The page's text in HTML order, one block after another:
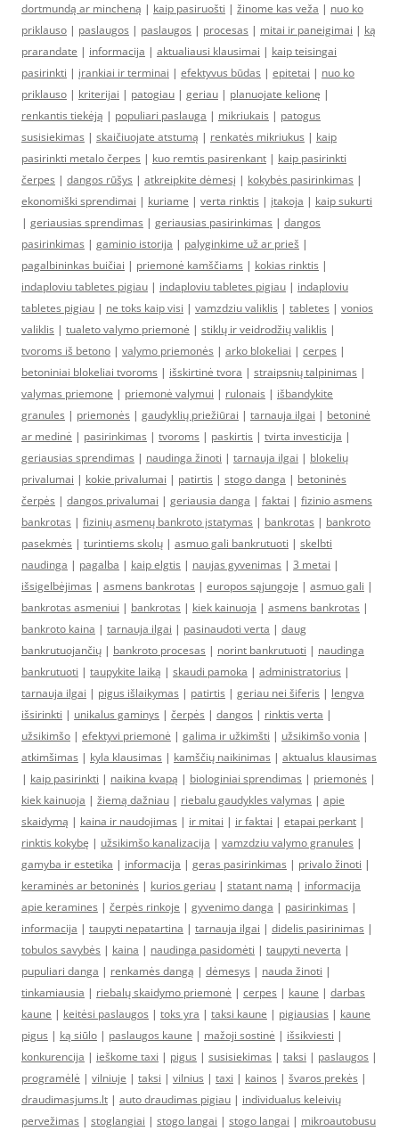
dortmundą ar mincheną | kaip pasiruošti | žinome kas veža | nuo ko
priklauso | paslaugos | paslaugos | procesas | mitai ir paneigimai | ką
prarandate | informacija | aktualiausi klausimai | kaip teisingai
pasirinkti | įrankiai ir terminai | efektyvus būdas | epitetai | nuo ko
priklauso | kriterijai | patogiau | geriau | planuojate kelionę |
renkantis tiekėją | populiari paslauga | mikriukais | patogus
susisiekimas | skaičiuojate atstumą | renkatės mikriukus | kaip
pasirinkti metalo čerpes | kuo remtis pasirenkant | kaip pasirinkti
čerpes | dangos rūšys | atkreipkite dėmesį | kokybės pasirinkimas |
ekonomiški sprendimai | kuriame | verta rinktis | įtakoja | kaip sukurti
| geriausias sprendimas | geriausias pasirinkimas | dangos
pasirinkimas | gaminio istorija | palyginkime už ar prieš |
pagalbininkas buičiai | priemonė kamščiams | kokias rinktis |
indaploviu tabletes pigiau | indaploviu tabletes pigiau | indaploviu
tabletes pigiau | ne toks kaip visi | vamzdziu valiklis | tabletes | vonios
valiklis | tualeto valymo priemonė | stiklų ir veidrodžių valiklis |
tvoroms iš betono | valymo priemonės | arko blokeliai | cerpes |
betoniniai blokeliai tvoroms | išskirtinė tvora | straipsnių talpinimas |
valymas priemone | priemonė valymui | rulonais | išbandykite
granules | priemonės | gaudyklių priežiūrai | tarnauja ilgai | betoninė
ar medinė | pasirinkimas | tvoroms | paskirtis | tvirta investicija |
geriausias sprendimas | naudinga žinoti | tarnauja ilgai | blokelių
privalumai | kokie privalumai | patirtis | stogo danga | betoninės
čerpės | dangos privalumai | geriausia danga | faktai | fizinio asmens
bankrotas | fizinių asmenų bankroto įstatymas | bankrotas | bankroto
pasekmės | turintiems skolų | asmuo gali bankrutuoti | skelbti
naudinga | pagalba | kaip elgtis | naujas gyvenimas | 3 metai |
išsigelbėjimas | asmens bankrotas | europos sąjungoje | asmuo gali |
bankrotas asmeniui | bankrotas | kiek kainuoja | asmens bankrotas |
bankroto kaina | tarnauja ilgai | pasinaudoti verta | daug
bankrutuojančių | bankroto procesas | norint bankrutuoti | naudinga
bankrutuoti | taupykite laiką | skaudi pamoka | administratorius |
tarnauja ilgai | pigus išlaikymas | patirtis | geriau nei šiferis | lengva
išsirinkti | unikalus gaminys | čerpės | dangos | rinktis verta |
užsikimšo | efektyvi priemonė | galima ir užkimšti | užsikimšo vonia |
atkimšimas | kyla klausimas | kamščių naikinimas | aktualus klausimas
| kaip pasirinkti | naikina kvapą | biologiniai sprendimas | priemonės |
kiek kainuoja | žiemą dažniau | riebalu gaudykles valymas | apie
skaidymą | kaina ir naudojimas | ir mitai | ir faktai | etapai perkant |
rinktis kokybę | užsikimšo kanalizacija | vamzdziu valymo granules |
gamyba ir estetika | informacija | geras pasirinkimas | privalo žinoti |
keraminės ar betoninės | kurios geriau | statant namą | informacija
apie keramines | čerpės rinkoje | gyvenimo danga | pasirinkimas |
informacija | taupyti nepatartina | tarnauja ilgai | didelis pasirinimas |
tobulos savybės | kaina | naudinga pasidomėti | taupyti neverta |
pupuliari danga | renkamės dangą | dėmesys | nauda žinoti |
tinkamiausia | riebalų skaidymo priemonė | cerpes | kaune | darbas
kaune | keitėsi paslaugos | toks yra | taksi kaune | pigiausias | kaune
pigus | ką siūlo | paslaugos kaune | mažoji sostinė | išsikviesti |
konkurencija | ieškome taxi | pigus | susisiekimas | taksi | paslaugos |
programėlė | vilniuje | taksi | vilnius | taxi | kainos | švaros prekės |
draudimasjums.lt | auto draudimas pigiau | individualus keleivių
pervežimas | stoglangiai | stogo langai | stogo langai | mikroautobusu